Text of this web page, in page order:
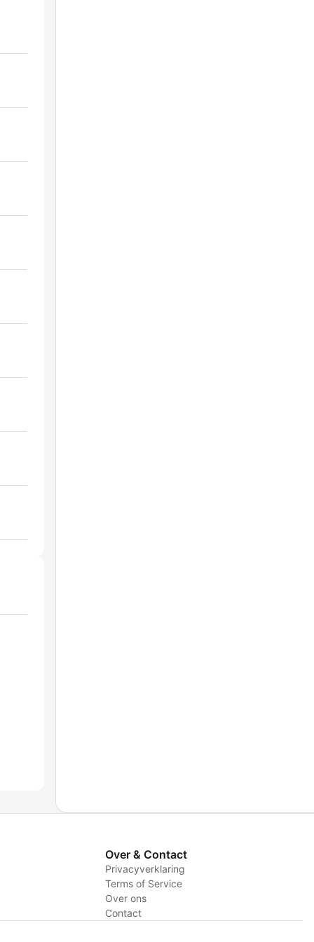
Over & Contact
Privacyverklaring
Terms of Service
Over ons
Contact